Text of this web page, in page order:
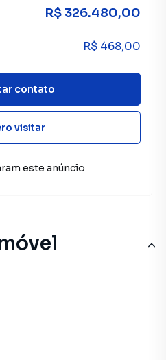
R$ 326.480,00
R$ 468,00
contato
visitar
este anúncio